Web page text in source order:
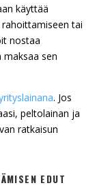
käyttää
tai
nostaa
sen
. Jos
peltolainan ja
ratkaisun
EDUT